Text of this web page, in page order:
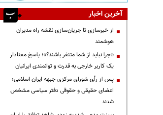
آخرین اخبار
از خبرسازی تا جریان‌سازی نقشه راه مدیران
هوشمند
«چرا نباید از شما متنفر باشند؟»؛ پاسخ معنادار
یک کاربر خارجی به قدرت و توانمندی ایرانیان
پس از رأی شورای مرکزی جبهه ایران اسلامی؛
اعضای حقیقی و حقوقی دفتر سیاسی مشخص
شدند